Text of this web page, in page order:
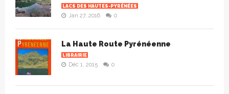
LACS DES HAUTES-PYRÉNÉES
Jan 27, 2016 0
La Haute Route Pyrénéenne
LIBRAIRIE
Déc 1, 2015 0